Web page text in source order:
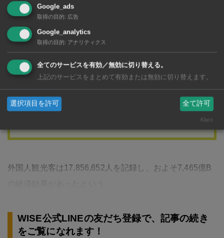
ず）」におまかせ！
す。新規契約の方は1カ月無料！さらに浄水器レンタルを
料でレンタルします。YOMIZU公式LINEからお気軽にお
問い合わせ下さいタイで生活するうえで絶対に欠かすこ
とのできない「水」。とはいえ、日本とは水事情が異な
外国人観光客は17,856,652人を記録し、およそ7,465億B
WISE公式LINEの友だち登録で、記事の続き
をご覧になれます！
Google_ads
取得の目的: 広告
Google_analytics
取得の目的: アナリティクス
全てのサービスを有効／無効に切り替える。
上記のサービスをまとめて有効または無効に切り替えます。
選択項目を許可 全て許可
Klaro